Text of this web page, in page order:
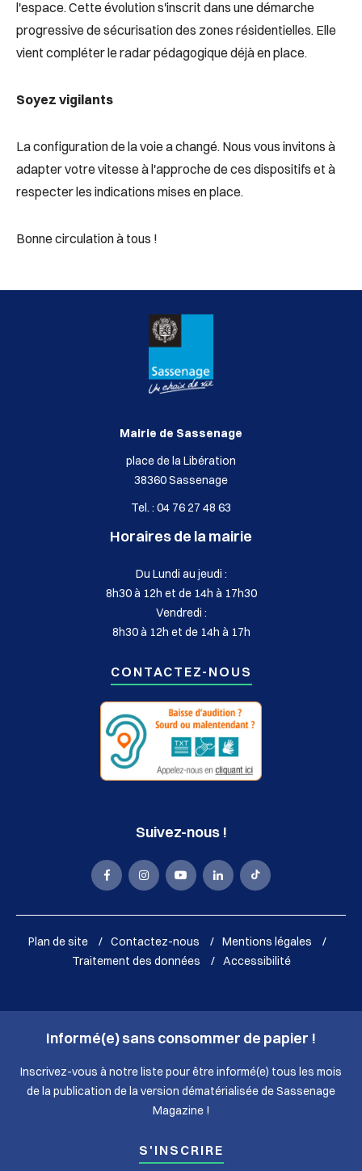
l'espace. Cette évolution s'inscrit dans une démarche
progressive de sécurisation des zones résidentielles. Elle
vient compléter le radar pédagogique déjà en place.
Soyez vigilants
La configuration de la voie a changé. Nous vous invitons à
adapter votre vitesse à l'approche de ces dispositifs et à
respecter les indications mises en place.
Bonne circulation à tous !
Mairie de Sassenage
place de la Libération
38360 Sassenage
Tel. : 04 76 27 48 63
Horaires de la mairie
Du Lundi au jeudi :
8h30 à 12h et de 14h à 17h30
Vendredi :
8h30 à 12h et de 14h à 17h
CONTACTEZ-NOUS
Suivez-nous !
La
Sassenage
Facebook
(nouvelle
fenêtre)
La
Sassenage
Instagram
(nouvelle
fenêtre)
La
Sassenage
Youtube
(nouvelle
fenêtre)
La
Sassenage
LinkedIn
(nouvelle
fenêtre)
La
Sassenage
Tik
Tok
(nouvelle
fenêtre)
Plan de site Contactez-nous
Mentions légales
Traitement des données
Accessibilité
Informé(e) sans consommer de papier !
Inscrivez-vous à notre liste pour être informé(e) tous les mois
de la publication de la version dématérialisée de Sassenage
Magazine !
S'INSCRIRE